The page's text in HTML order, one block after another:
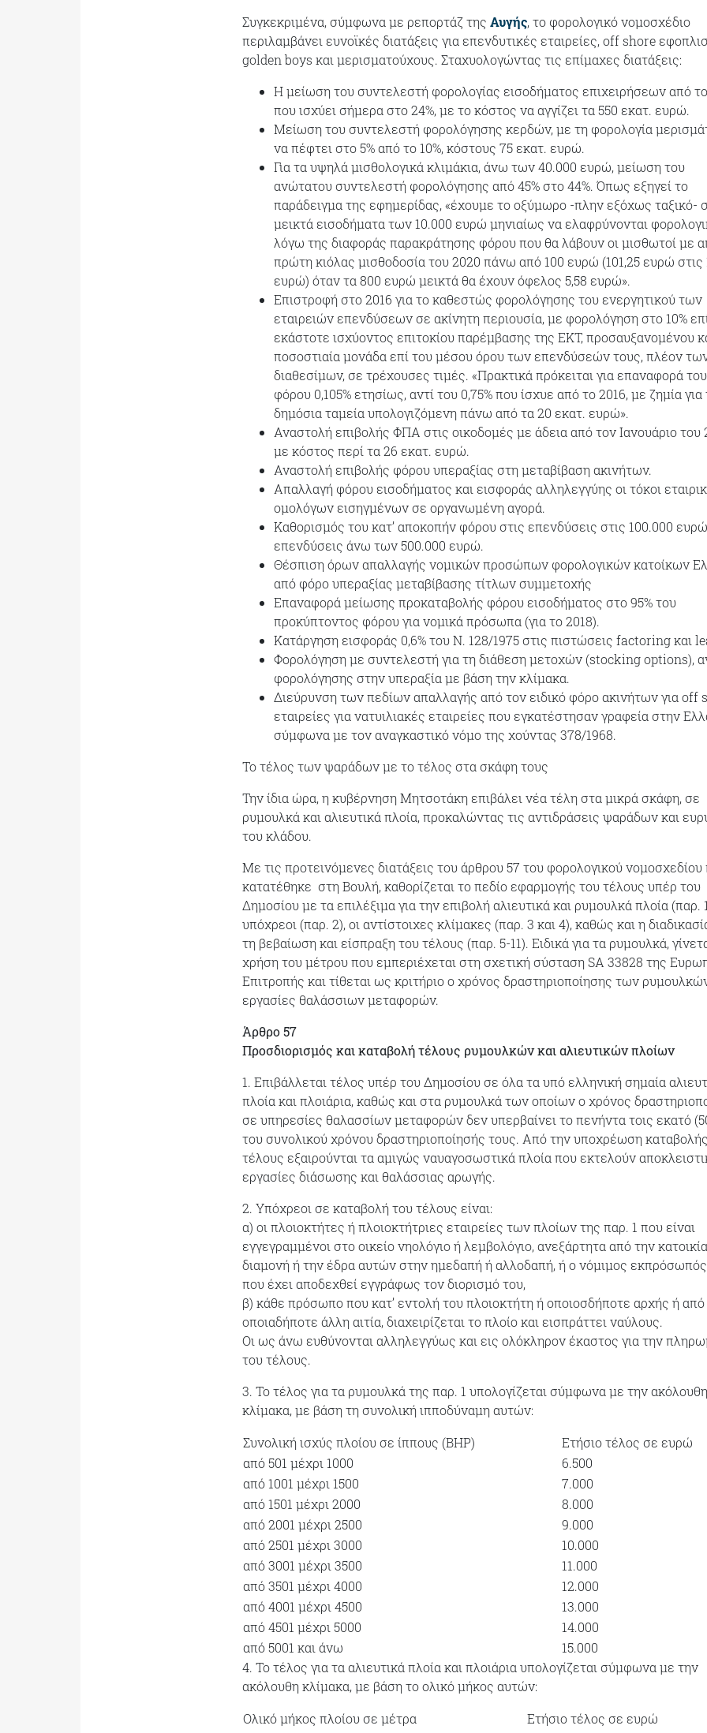
Συγκεκριμένα, σύμφωνα με ρεπορτάζ της Αυγής, το φορολογικό νομοσχέδιο
περιλαμβάνει ευνοϊκές διατάξεις για επενδυτικές εταιρείες, off shore
golden boys και μερισματούχους. Σταχυολογώντας τις επίμαχες διατάξεις:
Η μείωση του συντελεστή φορολογίας εισοδήματος επιχειρήσεων από
που ισχύει σήμερα στο 24%, με το κόστος να αγγίζει τα 550 εκατ. ευρώ.
Μείωση του συντελεστή φορολόγησης κερδών, με τη φορολογία
να πέφτει στο 5% από το 10%, κόστους 75 εκατ. ευρώ.
Για τα υψηλά μισθολογικά κλιμάκια, άνω των 40.000 ευρώ, μείωση του
ανώτατου συντελεστή φορολόγησης από 45% στο 44%. Όπως εξηγεί το
παράδειγμα της εφημερίδας, «έχουμε το οξύμωρο -πλην εξόχως ταξικό-
μεικτά εισοδήματα των 10.000 ευρώ μηνιαίως να ελαφρύνονται
λόγω της διαφοράς παρακράτησης φόρου που θα λάβουν οι μισθωτοί με
πρώτη κιόλας μισθοδοσία του 2020 πάνω από 100 ευρώ (101,25 ευρώ στις
ευρώ) όταν τα 800 ευρώ μεικτά θα έχουν όφελος 5,58 ευρώ».
Επιστροφή στο 2016 για το καθεστώς φορολόγησης του ενεργητικού των
εταιρειών επενδύσεων σε ακίνητη περιουσία, με φορολόγηση στο 10%
εκάστοτε ισχύοντος επιτοκίου παρέμβασης της ΕΚΤ, προσαυξανομένου
ποσοστιαία μονάδα επί του μέσου όρου των επενδύσεών τους, πλέον
διαθεσίμων, σε τρέχουσες τιμές. «Πρακτικά πρόκειται για επαναφορά του
φόρου 0,105% ετησίως, αντί του 0,75% που ίσχυε από το 2016, με ζημία για
δημόσια ταμεία υπολογιζόμενη πάνω από τα 20 εκατ. ευρώ».
Αναστολή επιβολής ΦΠΑ στις οικοδομές με άδεια από τον Ιανουάριο του
με κόστος περί τα 26 εκατ. ευρώ.
Αναστολή επιβολής φόρου υπεραξίας στη μεταβίβαση ακινήτων.
Απαλλαγή φόρου εισοδήματος και εισφοράς αλληλεγγύης οι τόκοι
ομολόγων εισηγμένων σε οργανωμένη αγορά.
Καθορισμός του κατ’ αποκοπήν φόρου στις επενδύσεις στις 100.000
επενδύσεις άνω των 500.000 ευρώ.
Θέσπιση όρων απαλλαγής νομικών προσώπων φορολογικών κατοίκων
από φόρο υπεραξίας μεταβίβασης τίτλων συμμετοχής
Επαναφορά μείωσης προκαταβολής φόρου εισοδήματος στο 95% του
προκύπτοντος φόρου για νομικά πρόσωπα (για το 2018).
Κατάργηση εισφοράς 0,6% του Ν. 128/1975 στις πιστώσεις factoring και
Φορολόγηση με συντελεστή για τη διάθεση μετοχών (stocking options),
φορολόγησης στην υπεραξία με βάση την κλίμακα.
Διεύρυνση των πεδίων απαλλαγής από τον ειδικό φόρο ακινήτων για off
εταιρείες για νατυιλιακές εταιρείες που εγκατέστησαν γραφεία στην
σύμφωνα με τον αναγκαστικό νόμο της χούντας 378/1968.
Το τέλος των ψαράδων με το τέλος στα σκάφη τους
Την ίδια ώρα, η κυβέρνηση Μητσοτάκη επιβάλει νέα τέλη στα μικρά σκάφη, σε
ρυμουλκά και αλιευτικά πλοία, προκαλώντας τις αντιδράσεις ψαράδων και
του κλάδου.
Με τις προτεινόμενες διατάξεις του άρθρου 57 του φορολογικού νομοσχεδίου
κατατέθηκε στη Βουλή, καθορίζεται το πεδίο εφαρμογής του τέλους υπέρ του
Δημοσίου με τα επιλέξιμα για την επιβολή αλιευτικά και ρυμουλκά πλοία (παρ.
υπόχρεοι (παρ. 2), οι αντίστοιχες κλίμακες (παρ. 3 και 4), καθώς και η
τη βεβαίωση και είσπραξη του τέλους (παρ. 5-11). Ειδικά για τα ρυμουλκά,
χρήση του μέτρου που εμπεριέχεται στη σχετική σύσταση SA 33828 της
Επιτροπής και τίθεται ως κριτήριο ο χρόνος δραστηριοποίησης των
εργασίες θαλάσσιων μεταφορών.
Άρθρο 57
Προσδιορισμός και καταβολή τέλους ρυμουλκών και αλιευτικών πλοίων
1. Επιβάλλεται τέλος υπέρ του Δημοσίου σε όλα τα υπό ελληνική σημαία
πλοία και πλοιάρια, καθώς και στα ρυμουλκά των οποίων ο χρόνος
σε υπηρεσίες θαλασσίων μεταφορών δεν υπερβαίνει το πενήντα τοις εκατό
του συνολικού χρόνου δραστηριοποίησής τους. Από την υποχρέωση
τέλους εξαιρούνται τα αμιγώς ναυαγοσωστικά πλοία που εκτελούν
εργασίες διάσωσης και θαλάσσιας αρωγής.
2. Υπόχρεοι σε καταβολή του τέλους είναι:
α) οι πλοιοκτήτες ή πλοιοκτήτριες εταιρείες των πλοίων της παρ. 1 που είναι
εγγεγραμμένοι στο οικείο νηολόγιο ή λεμβολόγιο, ανεξάρτητα από την
διαμονή ή την έδρα αυτών στην ημεδαπή ή αλλοδαπή, ή ο νόμιμος
που έχει αποδεχθεί εγγράφως τον διορισμό του,
β) κάθε πρόσωπο που κατ’ εντολή του πλοιοκτήτη ή οποιοσδήποτε αρχής ή από
οποιαδήποτε άλλη αιτία, διαχειρίζεται το πλοίο και εισπράττει ναύλους.
Οι ως άνω ευθύνονται αλληλεγγύως και εις ολόκληρον έκαστος για την
του τέλους.
3. Το τέλος για τα ρυμουλκά της παρ. 1 υπολογίζεται σύμφωνα με την ακόλουθη
κλίμακα, με βάση τη συνολική ιπποδύναμη αυτών:
Συνολική ισχύς πλοίου σε ίππους (ΒΗΡ)
Ετήσιο τέλος σε ευρώ
από 501 μέχρι 1000
6.500
από 1001 μέχρι 1500
7.000
από 1501 μέχρι 2000
8.000
από 2001 μέχρι 2500
9.000
από 2501 μέχρι 3000
10.000
από 3001 μέχρι 3500
11.000
από 3501 μέχρι 4000
12.000
από 4001 μέχρι 4500
13.000
από 4501 μέχρι 5000
14.000
από 5001 και άνω
15.000
4. Το τέλος για τα αλιευτικά πλοία και πλοιάρια υπολογίζεται σύμφωνα με την
ακόλουθη κλίμακα, με βάση το ολικό μήκος αυτών:
Ολικό μήκος πλοίου σε μέτρα
Ετήσιο τέλος σε ευρώ